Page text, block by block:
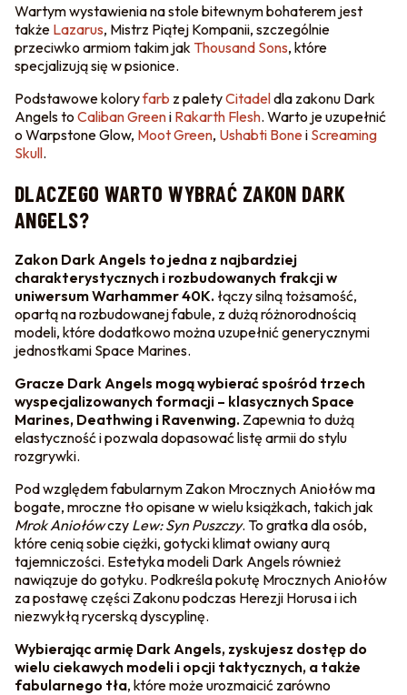
Wartym wystawienia na stole bitewnym bohaterem jest
także Lazarus, Mistrz Piątej Kompanii, szczególnie
przeciwko armiom takim jak Thousand Sons, które
specjalizują się w psionice.
Podstawowe koloryfarb z paletyCitadeldla zakonu Dark
Angels to Caliban Greeni Rakarth Flesh. Warto je uzupełnić
o Warpstone Glow, Moot Green, Ushabti Bonei Screaming
Skull.
DLACZEGO WARTO WYBRAĆ ZAKON DARK
ANGELS?
Zakon Dark Angels to jedna z najbardziej
charakterystycznych i rozbudowanych frakcji w
uniwersum Warhammer 40K. łączy silną tożsamość,
opartą na rozbudowanej fabule, z dużą różnorodnością
modeli, które dodatkowo można uzupełnić generycznymi
jednostkami Space Marines.
Gracze Dark Angels mogą wybierać spośród trzech
wyspecjalizowanych formacji – klasycznych Space
Marines, Deathwing i Ravenwing. Zapewnia to dużą
elastyczność i pozwala dopasować listę armii do stylu
rozgrywki.
Pod względem fabularnym Zakon Mrocznych Aniołów ma
bogate, mroczne tło opisane w wielu książkach, takich jak
Mrok Aniołówczy Lew: Syn Puszczy. To gratka dla osób,
które cenią sobie ciężki, gotycki klimat owiany aurą
tajemniczości. Estetyka modeli Dark Angels również
nawiązuje do gotyku. Podkreśla pokutę Mrocznych Aniołów
za postawę części Zakonu podczas Herezji Horusa i ich
niezwykłą rycerską dyscyplinę.
Wybierając armię Dark Angels, zyskujesz dostęp do
wielu ciekawych modeli i opcji taktycznych, a także
fabularnego tła, które może urozmaicić zarówno